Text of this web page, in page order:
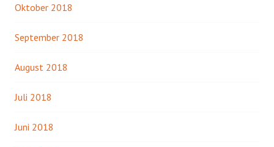
Oktober 2018
September 2018
August 2018
Juli 2018
Juni 2018